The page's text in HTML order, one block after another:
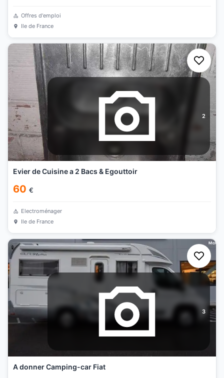
Offres d'emploi
Ile de France
2
Evier de Cuisine a 2 Bacs & Egouttoir
60 €
Electroménager
Ile de France
3
A donner Camping-car Fiat